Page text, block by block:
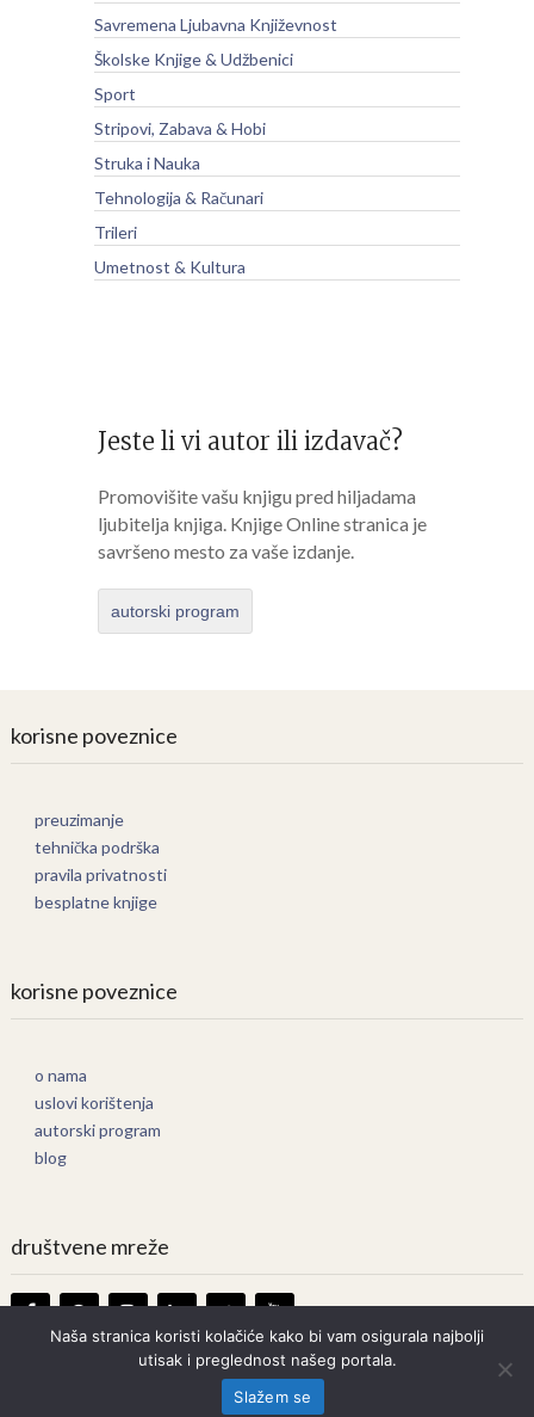
Savremena Ljubavna Književnost
Školske Knjige & Udžbenici
Sport
Stripovi, Zabava & Hobi
Struka i Nauka
Tehnologija & Računari
Trileri
Umetnost & Kultura
Jeste li vi autor ili izdavač?
Promovišite vašu knjigu pred hiljadama
ljubitelja knjiga. Knjige Online stranica je
savršeno mesto za vaše izdanje.
autorski program
korisne poveznice
preuzimanje
tehnička podrška
pravila privatnosti
besplatne knjige
korisne poveznice
o nama
uslovi korištenja
autorski program
blog
društvene mreže
Knjige OnlineCopyright © 2026.
Prava zadržana. Bilo kakvo kopiranje strogo zabranjeno.
Naša stranica koristi kolačiće kako bi vam osigurala najbolji
utisak i preglednost našeg portala.
Slažem se